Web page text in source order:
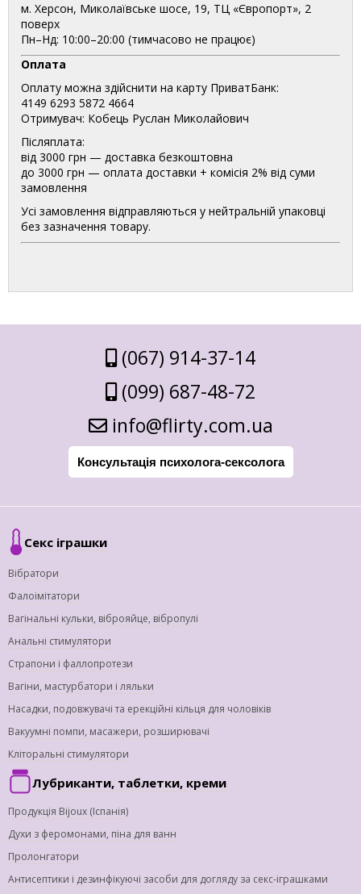
м. Херсон, Миколаївське шосе, 19, ТЦ «Європорт», 2
поверх
Пн–Нд: 10:00–20:00 (тимчасово не працює)
Оплата
Оплату можна здійснити на карту ПриватБанк:
4149 6293 5872 4664
Отримувач: Кобець Руслан Миколайович
Післяплата:
від 3000 грн — доставка безкоштовна
до 3000 грн — оплата доставки + комісія 2% від суми
замовлення
Усі замовлення відправляються у нейтральній упаковці
без зазначення товару.
(067) 914-37-14
(099) 687-48-72
info@flirty.com.ua
Консультація психолога-сексолога
Секс іграшки
Вібратори
Фалоімітатори
Вагінальні кульки, віброяйце, вібропулі
Анальні стимулятори
Страпони і фаллопротези
Вагіни, мастурбатори і ляльки
Насадки, подовжувачі та ерекційні кільця для чоловіків
Вакуумні помпи, масажери, розширювачі
Кліторальні стимулятори
Лубриканти, таблетки, креми
Продукція Bijoux (Іспанія)
Духи з феромонами, піна для ванн
Пролонгатори
Антисептики і дезинфікуючі засоби для догляду за секс-іграшками